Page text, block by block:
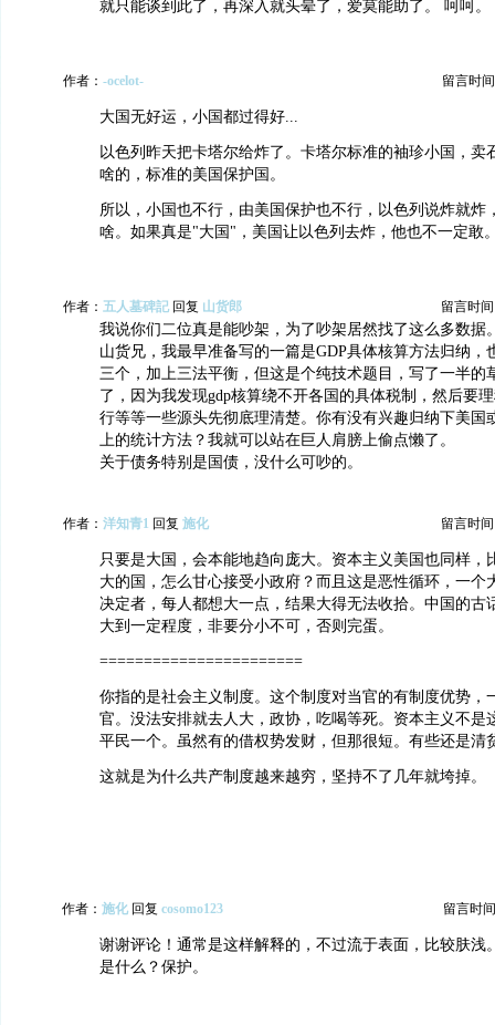
就只能谈到此了，再深入就头晕了，爱莫能助了。 呵呵。
作者： -ocelot- 留言时
大国无好运，小国都过得好...
以色列昨天把卡塔尔给炸了。卡塔尔标准的袖珍小国，卖
啥的，标准的美国保护国。
所以，小国也不行，由美国保护也不行，以色列说炸就炸
啥。如果真是"大国"，美国让以色列去炸，他也不一定敢
作者： 五人墓碑記 回复 山货郎 留言时间
我说你们二位真是能吵架，为了吵架居然找了这么多数据
山货兄，我最早准备写的一篇是GDP具体核算方法归纳，
三个，加上三法平衡，但这是个纯技术题目，写了一半的
了，因为我发现gdp核算绕不开各国的具体税制，然后要
行等等一些源头先彻底理清楚。你有没有兴趣归纳下美国
上的统计方法？我就可以站在巨人肩膀上偷点懒了。
关于债务特别是国债，没什么可吵的。
作者： 洋知青1 回复 施化 留言时间
只要是大国，会本能地趋向庞大。资本主义美国也同样，
大的国，怎么甘心接受小政府？而且这是恶性循环，一个
决定者，每人都想大一点，结果大得无法收拾。中国的古
大到一定程度，非要分小不可，否则完蛋。
=======================
你指的是社会主义制度。这个制度对当官的有制度优势，
官。没法安排就去人大，政协，吃喝等死。资本主义不是
平民一个。虽然有的借权势发财，但那很短。有些还是清
这就是为什么共产制度越来越穷，坚持不了几年就垮掉。
作者： 施化 回复 cosomo123 留言时
谢谢评论！通常是这样解释的，不过流于表面，比较肤浅
是什么？保护。